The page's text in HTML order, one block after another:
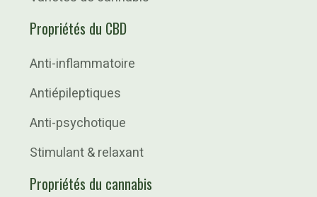
Propriétés du CBD
Anti-inflammatoire
Antiépileptiques
Anti-psychotique
Stimulant & relaxant
Propriétés du cannabis